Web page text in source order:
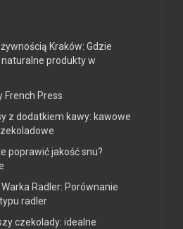
Kraków: Gdzie
produkty w
French Press
z dodatkiem kawy: kawowe
poprawić jakość snu?
Warka Radler: Porównanie
radler
czekolady: idealne